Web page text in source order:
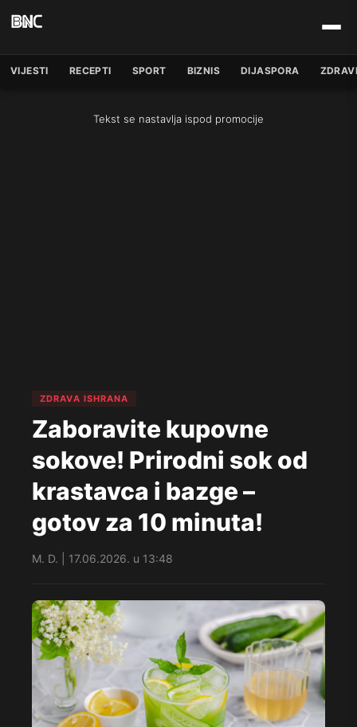
VIJESTI RECEPTI SPORT BIZNIS DIJASPORA
Tekst se nastavlja ispod promocije
ZDRAVA ISHRANA
Zaboravite kupovne
sokove! Prirodni sok od
krastavca i bazge –
gotov za 10 minuta!
M. D. | 17.06.2026. u 13:48